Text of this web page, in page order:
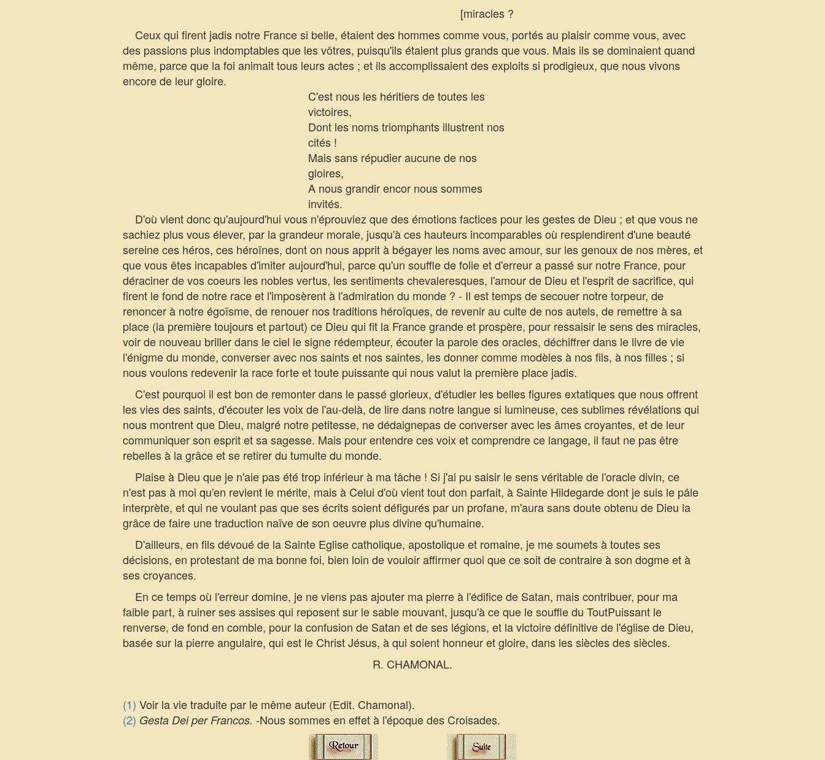
[miracles ?
Ceux qui firent jadis notre France si belle, étaient des hommes comme vous, portés au plaisir comme vous, avec
des passions plus indomptables que les vôtres, puisqu'ils étaient plus grands que vous. Mais ils se dominaient quand
même, parce que la foi animait tous leurs actes ; et ils accomplissaient des exploits si prodigieux, que nous vivons
encore de leur gloire.
C'est nous les héritiers de toutes les
victoires,
Dont les noms triomphants illustrent nos
cités !
Mais sans répudier aucune de nos
gloires,
A nous grandir encor nous sommes
invités.
D'où vient donc qu'aujourd'hui vous n'éprouviez que des émotions factices pour les gestes de Dieu ; et que vous ne
sachiez plus vous élever, par la grandeur morale, jusqu'à ces hauteurs incomparables où resplendirent d'une beauté
sereine ces héros, ces héroïnes, dont on nous apprit à bégayer les noms avec amour, sur les genoux de nos mères, et
que vous êtes incapables d'imiter aujourd'hui, parce qu'un souffle de folie et d'erreur a passé sur notre France, pour
déraciner de vos coeurs les nobles vertus, les sentiments chevaleresques, l'amour de Dieu et l'esprit de sacrifice, qui
firent le fond de notre race et l'imposèrent à l'admiration du monde ? - Il est temps de secouer notre torpeur, de
renoncer à notre égoïsme, de renouer nos traditions héroïques, de revenir au culte de nos autels, de remettre à sa
place (la première toujours et partout) ce Dieu qui fit la France grande et prospère, pour ressaisir le sens des miracles,
voir de nouveau briller dans le ciel le signe rédempteur, écouter la parole des oracles, déchiffrer dans le livre de vie
l'énigme du monde, converser avec nos saints et nos saintes, les donner comme modèles à nos fils, à nos filles ; si
nous voulons redevenir la race forte et toute puissante qui nous valut la première place jadis.
C'est pourquoi il est bon de remonter dans le passé glorieux, d'étudier les belles figures extatiques que nous offrent
les vies des saints, d'écouter les voix de l'au-delà, de lire dans notre langue si lumineuse, ces sublimes révélations qui
nous montrent que Dieu, malgré notre petitesse, ne dédaignepas de converser avec les âmes croyantes, et de leur
communiquer son esprit et sa sagesse. Mais pour entendre ces voix et comprendre ce langage, il faut ne pas être
rebelles à la grâce et se retirer du tumulte du monde.
Plaise à Dieu que je n'aie pas été trop inférieur à ma tâche ! Si j'ai pu saisir le sens véritable de l'oracle divin, ce
n'est pas à moi qu'en revient le mérite, mais à Celui d'où vient tout don parfait, à Sainte Hildegarde dont je suis le pâle
interprète, et qui ne voulant pas que ses écrits soient défigurés par un profane, m'aura sans doute obtenu de Dieu la
grâce de faire une traduction naïve de son oeuvre plus divine qu'humaine.
D'ailleurs, en fils dévoué de la Sainte Eglise catholique, apostolique et romaine, je me soumets à toutes ses
décisions, en protestant de ma bonne foi, bien loin de vouloir affirmer quoi que ce soit de contraire à son dogme et à
ses croyances.
En ce temps où l'erreur domine, je ne viens pas ajouter ma pierre à l'édifice de Satan, mais contribuer, pour ma
faible part, à ruiner ses assises qui reposent sur le sable mouvant, jusqu'à ce que le souffle du ToutPuissant le
renverse, de fond en comble, pour la confusion de Satan et de ses légions, et la victoire définitive de l'église de Dieu,
basée sur la pierre angulaire, qui est le Christ Jésus, à qui soient honneur et gloire, dans les siècles des siècles.
R. CHAMONAL.
(1) Voir la vie traduite par le même auteur (Edit. Chamonal).
(2) Gesta Dei per Francos. -Nous sommes en effet à l'époque des Croisades.